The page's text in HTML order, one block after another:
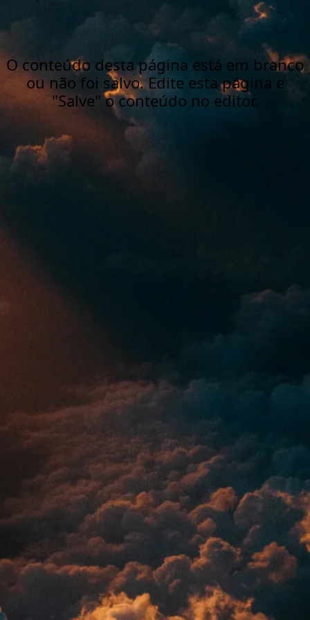
O conteúdo desta página está em branco
ou não foi salvo. Edite esta página e
"Salve" o conteúdo no editor.